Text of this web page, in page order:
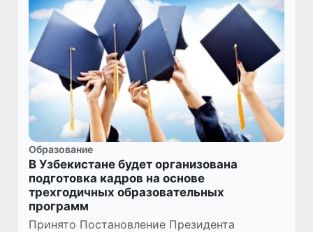
Образование
В Узбекистане будет организована
подготовка кадров на основе
трехгодичных образовательных
программ
Принято Постановление Президента